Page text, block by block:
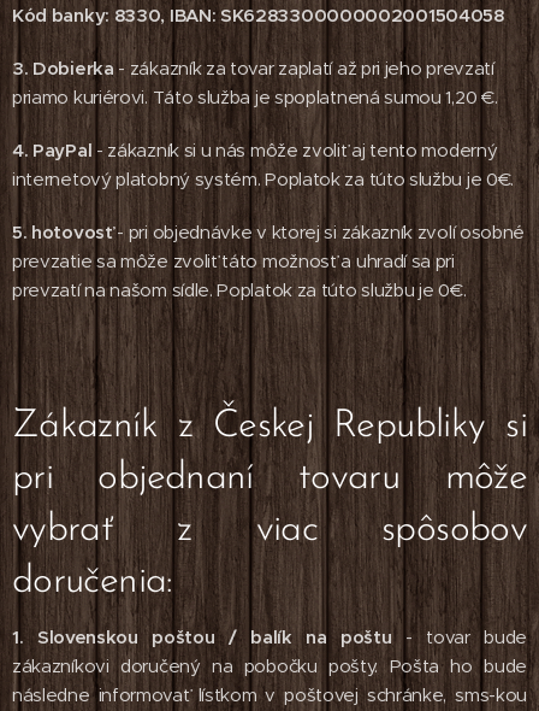
Kód banky: 8330, IBAN: SK6283300000002001504058
3. Dobierka - zákazník za tovar zaplatí až pri jeho prevzatí
priamo kuriérovi. Táto služba je spoplatnená sumou 1,20 €.
4. PayPal - zákazník si u nás môže zvoliť aj tento moderný
internetový platobný systém. Poplatok za túto službu je 0€.
5. hotovosť- pri objednávke v ktorej si zákazník zvolí osobné
prevzatie sa môže zvoliť táto možnosť a uhradí sa pri
prevzatí na našom sídle. Poplatok za túto službu je 0€.
Zákazník z Českej Republiky si
pri objednaní tovaru môže
vybrať z viac spôsobov
doručenia:
1. Slovenskou poštou / balík na poštu - tovar bude
zákazníkovi doručený na pobočku pošty. Pošta ho bude
následne informovať lístkom v poštovej schránke, sms-kou